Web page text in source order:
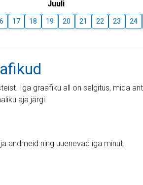
Juuli
17 18 19 20 21 22 23 24
Iga graafiku all on selgitus, mida
aja järgi.
andmeid ning uuenevad iga minut.